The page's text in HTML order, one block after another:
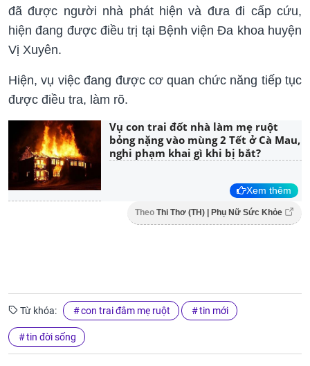
đã được người nhà phát hiện và đưa đi cấp cứu,
hiện đang được điều trị tại Bệnh viện Đa khoa huyện
Vị Xuyên.
Hiện, vụ việc đang được cơ quan chức năng tiếp tục
được điều tra, làm rõ.
Vụ con trai đốt nhà làm mẹ ruột
bỏng nặng vào mùng 2 Tết ở Cà Mau,
nghi phạm khai gì khi bị bắt?
Xem thêm
Theo Thi Thơ (TH) | Phụ Nữ Sức Khỏe
Từ khóa: con trai đâm mẹ ruột tin mới
tin đời sống